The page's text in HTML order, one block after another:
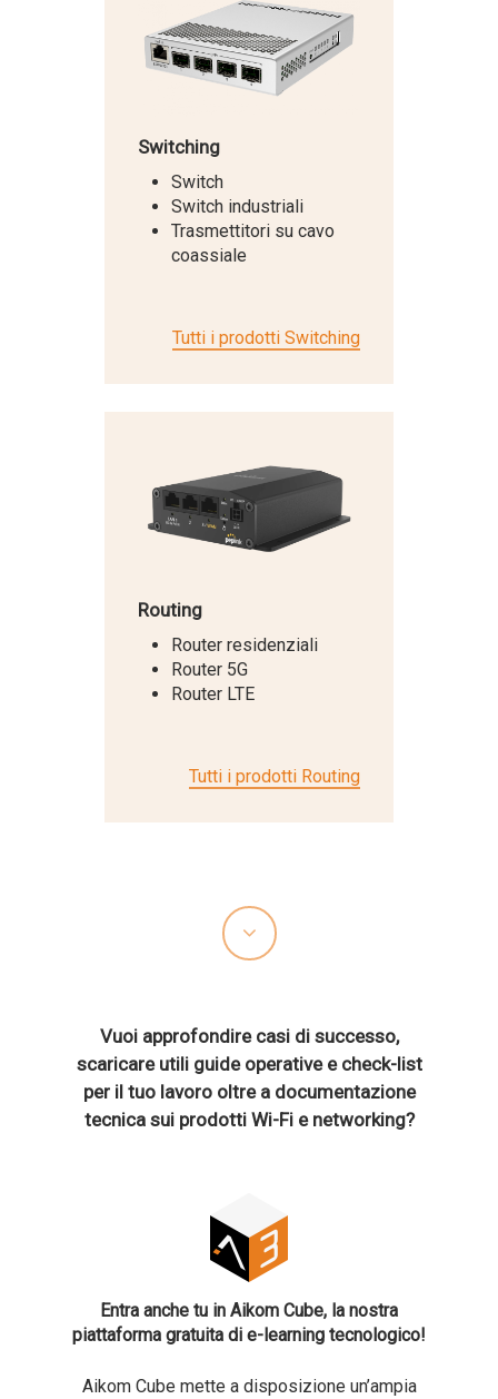
Switching
Switch
Switch industriali
Trasmettitori su cavo
coassiale
Tutti i prodotti Switching
Routing
Router residenziali
Router 5G
Router LTE
Tutti i prodotti Routing
Vuoi approfondire casi di successo,
scaricare utili guide operative e check-list
per il tuo lavoro oltre a documentazione
tecnica sui prodotti Wi-Fi e networking?
Entra anche tu in Aikom Cube, la nostra
piattaforma gratuita di e-learning tecnologico!
Aikom Cube mette a disposizione un’ampia